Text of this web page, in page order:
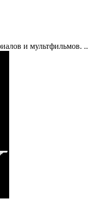
и мультфильмов. ..